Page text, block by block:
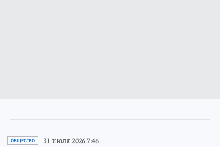
ОБЩЕСТВО 31 июля 2026 7:46